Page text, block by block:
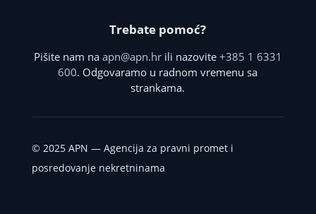
Trebate pomoć?
Pišite nam na apn@apn.hrili nazovite +385 1 6331
600. Odgovaramo u radnom vremenu sa
strankama.
© 2025APN — Agencija za pravni promet i
posredovanje nekretninama